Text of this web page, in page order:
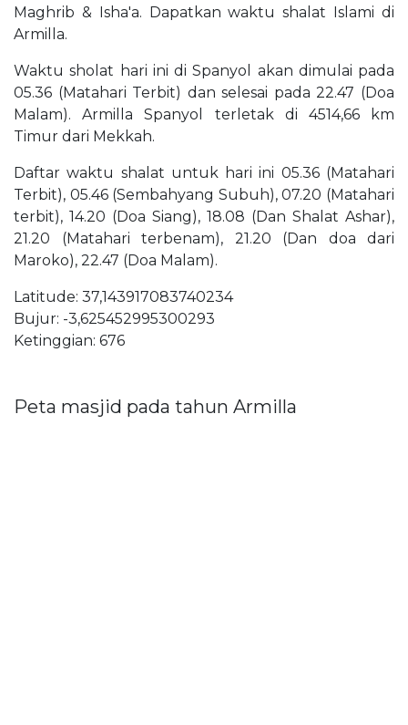
Maghrib & Isha'a. Dapatkan waktu shalat Islami di
Armilla.
Waktu sholat hari ini di Spanyol akan dimulai pada
05.36 (Matahari Terbit) dan selesai pada 22.47 (Doa
Malam). Armilla Spanyol terletak di 4514,66 km
Timur dari Mekkah.
Daftar waktu shalat untuk hari ini 05.36 (Matahari
Terbit), 05.46 (Sembahyang Subuh), 07.20 (Matahari
terbit), 14.20 (Doa Siang), 18.08 (Dan Shalat Ashar),
21.20 (Matahari terbenam), 21.20 (Dan doa dari
Maroko), 22.47 (Doa Malam).
Latitude: 37,143917083740234
Bujur: -3,625452995300293
Ketinggian: 676
Peta masjid pada tahun Armilla